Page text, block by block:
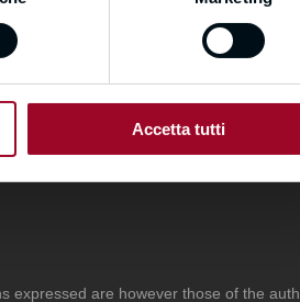
Accetta tutti
expressed are however those of the